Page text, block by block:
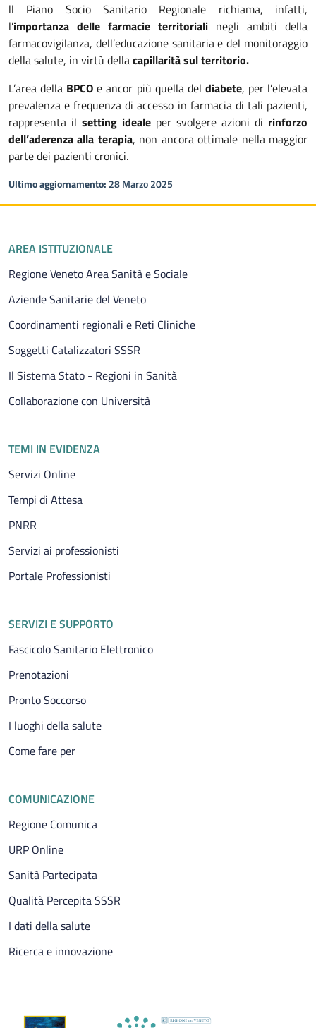
ll Piano Socio Sanitario Regionale richiama, infatti,
l’importanza delle farmacie territoriali negli ambiti della
farmacovigilanza, dell’educazione sanitaria e del monitoraggio
della salute, in virtù dellacapillarità sul territorio.
L’area della BPCO e ancor più quella del diabete, per l’elevata
prevalenza e frequenza di accesso in farmacia di tali pazienti,
rappresenta il setting ideale per svolgere azioni di rinforzo
dell’aderenza alla terapia, non ancora ottimale nella maggior
parte dei pazienti cronici.
Ultimo aggiornamento: 28 Marzo 2025
Piè di pagina
AREA ISTITUZIONALE
Regione Veneto Area Sanità e Sociale
Aziende Sanitarie del Veneto
Coordinamenti regionali e Reti Cliniche
Soggetti Catalizzatori SSSR
Il Sistema Stato - Regioni in Sanità
Collaborazione con Università
TEMI IN EVIDENZA
Servizi Online
Tempi di Attesa
PNRR
Servizi ai professionisti
Portale Professionisti
SERVIZI E SUPPORTO
Fascicolo Sanitario Elettronico
Prenotazioni
Pronto Soccorso
I luoghi della salute
Come fare per
COMUNICAZIONE
Regione Comunica
URP Online
Sanità Partecipata
Qualità Percepita SSSR
I dati della salute
Ricerca e innovazione